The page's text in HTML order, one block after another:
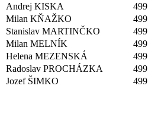
Andrej KISKA
499
Milan KŇAŽKO
499
Stanislav MARTINČKO
499
Milan MELNÍK
499
Helena MEZENSKÁ
499
Radoslav PROCHÁZKA
499
Jozef ŠIMKO
499